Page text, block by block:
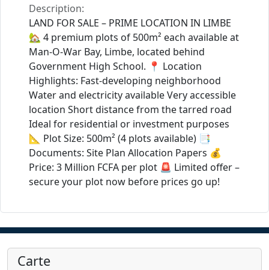
Description:
LAND FOR SALE – PRIME LOCATION IN LIMBE
🏡 4 premium plots of 500m² each available at
Man-O-War Bay, Limbe, located behind
Government High School. 📍 Location
Highlights: Fast-developing neighborhood
Water and electricity available Very accessible
location Short distance from the tarred road
Ideal for residential or investment purposes
📐 Plot Size: 500m² (4 plots available) 📑
Documents: Site Plan Allocation Papers 💰
Price: 3 Million FCFA per plot 🚨 Limited offer –
secure your plot now before prices go up!
Carte